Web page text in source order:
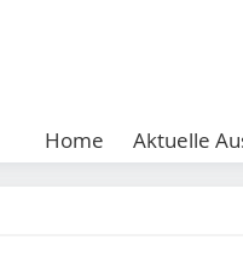
Home Aktuelle